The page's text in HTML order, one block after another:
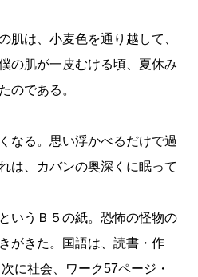
は、小麦色を通り越して、
の肌が一皮むける頃、夏休み
のである。
なる。思い浮かべるだけで過
は、カバンの奥深くに眠って
いうＢ５の紙。恐怖の怪物の
がきた。国語は、読書・作
に社会、ワーク57ページ・